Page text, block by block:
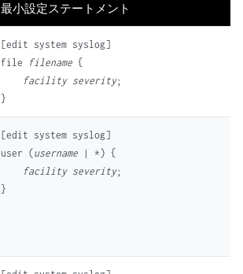
最小設定ステートメント
[edit system syslog]
file filename {
facility severity;
[edit system syslog]
user (username | *) {
facility severity;